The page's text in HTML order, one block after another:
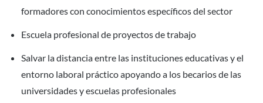
formadores con conocimientos específicos del sector
Escuela profesional de proyectos de trabajo
Salvar la distancia entre las instituciones educativas y el
entorno laboral práctico apoyando a los becarios de las
universidades y escuelas profesionales